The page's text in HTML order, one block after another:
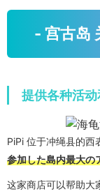
- 宫古岛
提供各种活动
PiPi 位于冲绳县的西
参加した島内最大の
这家商店可以帮助大